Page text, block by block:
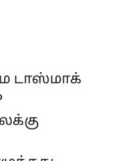
டாஸ்மாக்